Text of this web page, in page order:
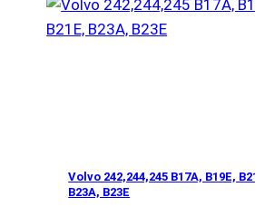
Volvo 242,244,245 B17A, B19E,
B23A, B23E